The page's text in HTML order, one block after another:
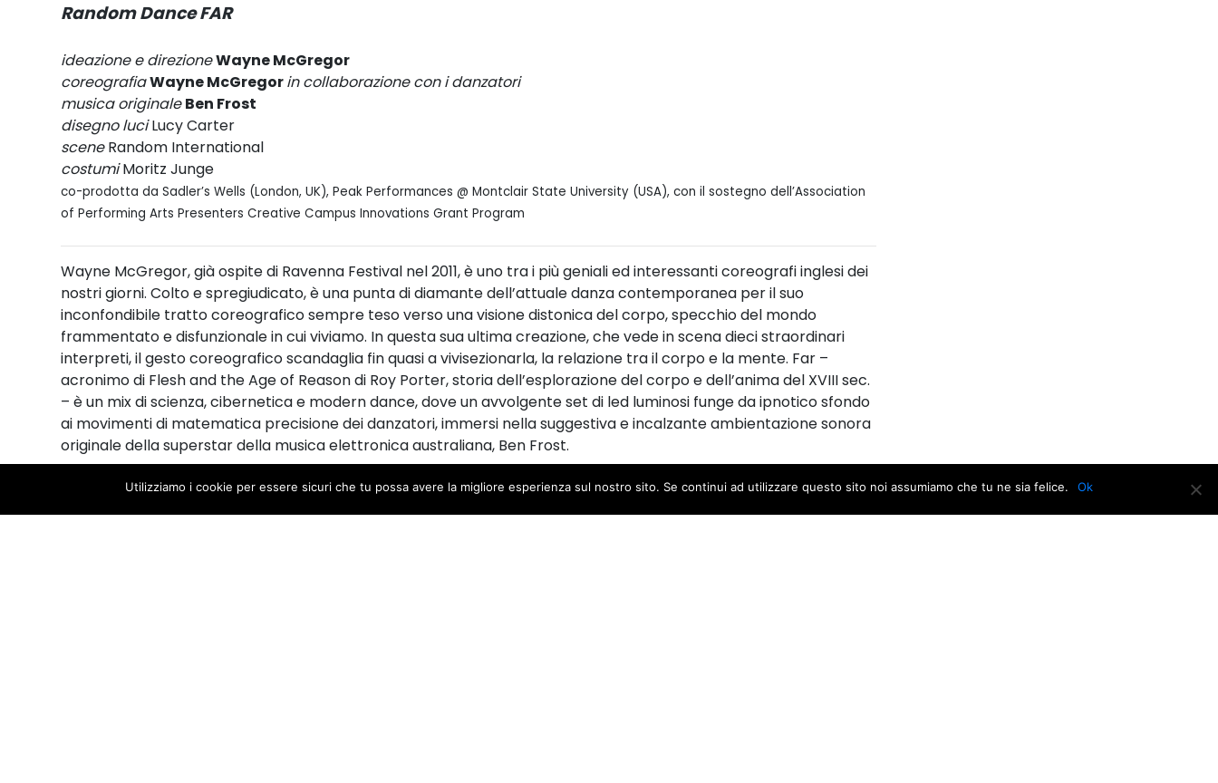
Random Dance FAR
ideazione e direzioneWayne McGregor
coreografiaWayne McGregorin collaborazione con i danzatori
musica originale Ben Frost
disegno luciLucy Carter
sceneRandom International
costumiMoritz Junge
co-prodotta da Sadler’s Wells (London, UK), Peak Performances @ Montclair State University (USA), con il sostegno dell’Association
of Performing Arts Presenters Creative Campus Innovations Grant Program
Wayne McGregor, già ospite di Ravenna Festival nel 2011, è uno tra i più geniali ed interessanti coreografi inglesi dei
nostri giorni. Colto e spregiudicato, è una punta di diamante dell’attuale danza contemporanea per il suo
inconfondibile tratto coreografico sempre teso verso una visione distonica del corpo, specchio del mondo
frammentato e disfunzionale in cui viviamo. In questa sua ultima creazione, che vede in scena dieci straordinari
interpreti, il gesto coreografico scandaglia fin quasi a vivisezionarla, la relazione tra il corpo e la mente. Far –
acronimo di Flesh and the Age of Reason di Roy Porter, storia dell’esplorazione del corpo e dell’anima del XVIII sec.
– è un mix di scienza, cibernetica e modern dance, dove un avvolgente set di led luminosi funge da ipnotico sfondo
ai movimenti di matematica precisione dei danzatori, immersi nella suggestiva e incalzante ambientazione sonora
originale della superstar della musica elettronica australiana, Ben Frost.
Utilizziamo i cookie per essere sicuri che tu possa avere la migliore esperienza sul nostro sito. Se continui ad utilizzare questo sito noi assumiamo che tu ne sia felice. Ok